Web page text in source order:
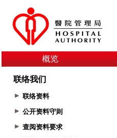
概览
联络我们
联络资料
公开资料守则
查阅资料要求